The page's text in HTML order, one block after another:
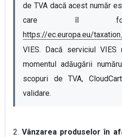
de TVA dacă acest număr
https://ec.europa.eu/
VIES. Dacă serviciul
momentul adăugării
scopuri de TVA,
validare.
2.Vânzarea produselor în